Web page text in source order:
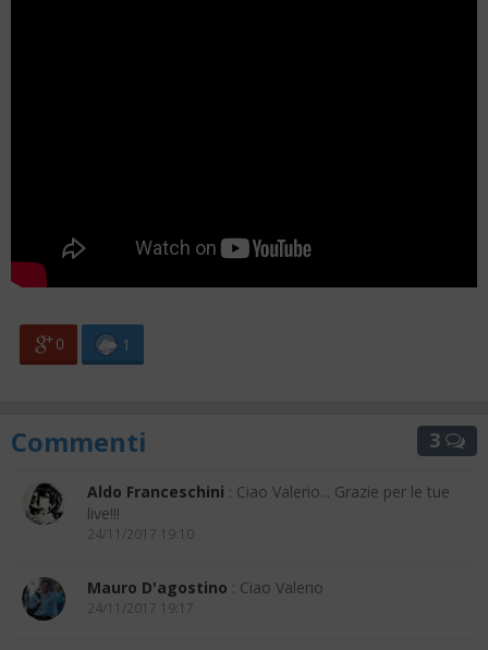
0 1
Commenti 3
Aldo Franceschini : Ciao Valerio... Grazie per le tue
live!!!
24/11/2017 19:10
Mauro D'agostino : Ciao Valerio
24/11/2017 19:17